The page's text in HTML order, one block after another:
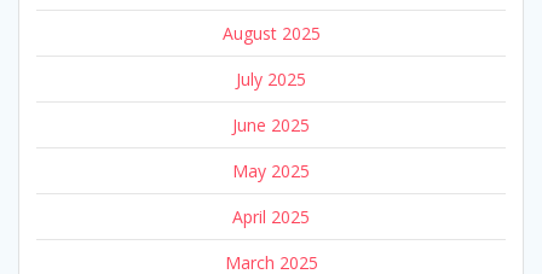
August 2025
July 2025
June 2025
May 2025
April 2025
March 2025